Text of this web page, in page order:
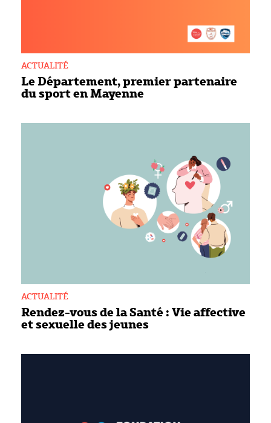
Le Département, premier partenaire
du sport en Mayenne
ACTUALITÉ
Rendez-vous de la Santé : Vie affective
et sexuelle des jeunes
ACTUALITÉ